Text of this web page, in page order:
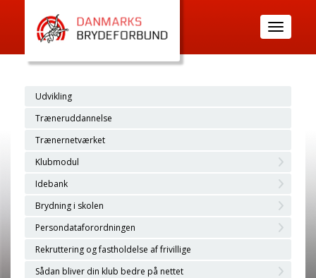
Toggle
navigation
Udvikling
Træneruddannelse
Trænernetværket
Klubmodul
Idebank
Brydning i skolen
Persondataforordningen
Rekruttering og fastholdelse af frivillige
Sådan bliver din klub bedre på nettet